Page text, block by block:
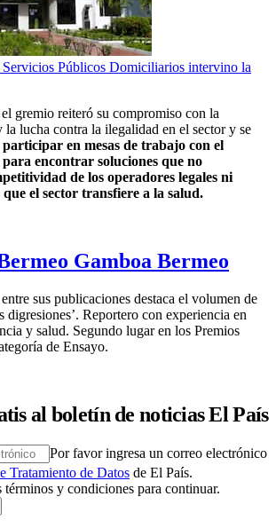
Servicios Públicos Domiciliarios intervino la
gremio reiteró su compromiso con la
la lucha contra la ilegalidad en el sector y se
participar en mesas de trabajo con el
encontrar soluciones que no
de los operadores legales ni
que el sector transfiere a la salud.
Gamboa Bermeo
sus publicaciones destaca el volumen de
digresiones’. Reportero con experiencia en
y salud. Segundo lugar en los Premios
de Ensayo.
al boletín de noticias El País
Por favor ingresa un correo electrónico
Tratamiento de Datos de El País.
términos y condiciones para continuar.